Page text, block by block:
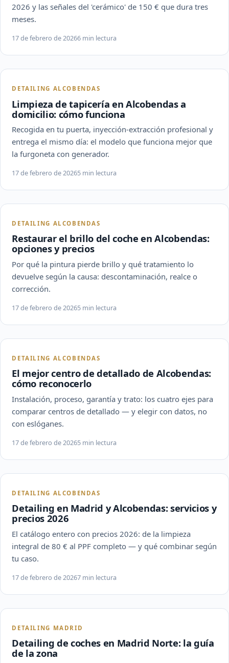
2026 y las señales del 'cerámico' de 150 € que dura tres
meses.
17 de febrero de 20266 min lectura
DETAILING ALCOBENDAS
Limpieza de tapicería en Alcobendas a
domicilio: cómo funciona
Recogida en tu puerta, inyección-extracción profesional y
entrega el mismo día: el modelo que funciona mejor que
la furgoneta con generador.
17 de febrero de 20265 min lectura
DETAILING ALCOBENDAS
Restaurar el brillo del coche en Alcobendas:
opciones y precios
Por qué la pintura pierde brillo y qué tratamiento lo
devuelve según la causa: descontaminación, realce o
corrección.
17 de febrero de 20265 min lectura
DETAILING ALCOBENDAS
El mejor centro de detallado de Alcobendas:
cómo reconocerlo
Instalación, proceso, garantía y trato: los cuatro ejes para
comparar centros de detallado — y elegir con datos, no
con eslóganes.
17 de febrero de 20265 min lectura
DETAILING ALCOBENDAS
Detailing en Madrid y Alcobendas: servicios y
precios 2026
El catálogo entero con precios 2026: de la limpieza
integral de 80 € al PPF completo — y qué combinar según
tu caso.
17 de febrero de 20267 min lectura
DETAILING MADRID
Detailing de coches en Madrid Norte: la guía
de la zona